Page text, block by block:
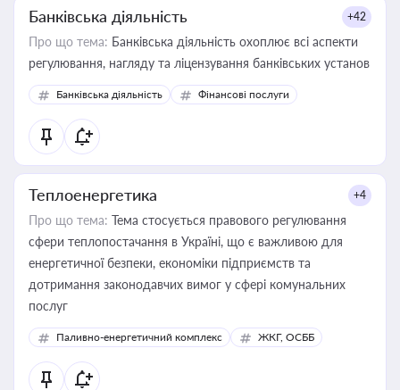
Банківська діяльність +42
Про що тема: Банківська діяльність охоплює всі аспекти
регулювання, нагляду та ліцензування банківських установ
Банківська діяльність Фінансові послуги
Теплоенергетика +4
Про що тема: Тема стосується правового регулювання
сфери теплопостачання в Україні, що є важливою для
енергетичної безпеки, економіки підприємств та
дотримання законодавчих вимог у сфері комунальних
послуг
Паливно-енергетичний комплекс ЖКГ, ОСББ